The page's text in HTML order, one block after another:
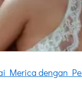
Merica dengan